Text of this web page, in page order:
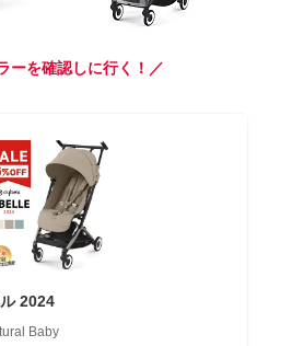
ーを確認しに行く！／
2024
Baby